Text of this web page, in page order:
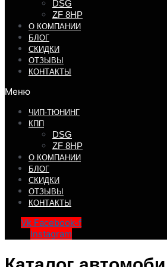
DSG
ZF 8HP
О КОМПАНИИ
БЛОГ
СКИДКИ
ОТЗЫВЫ
КОНТАКТЫ
Меню
ЧИП-ТЮНИНГ
КПП
DSG
ZF 8HP
О КОМПАНИИ
БЛОГ
СКИДКИ
ОТЗЫВЫ
КОНТАКТЫ
Vk Facebook-f
Instagram